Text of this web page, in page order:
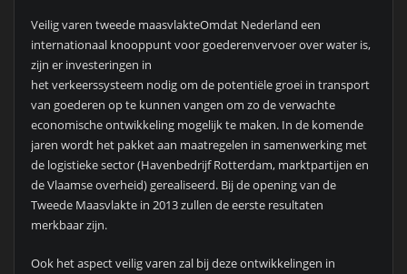
Veilig varen tweede maasvlakteOmdat Nederland een
internationaal knooppunt voor goederenvervoer over water is,
zijn er investeringen in
het verkeerssysteem nodig om de potentiële groei in transport
van goederen op te kunnen vangen om zo de verwachte
economische ontwikkeling mogelijk te maken. In de komende
jaren wordt het pakket aan maatregelen in samenwerking met
de logistieke sector (Havenbedrijf Rotterdam, marktpartijen en
de Vlaamse overheid) gerealiseerd. Bij de opening van de
Tweede Maasvlakte in 2013 zullen de eerste resultaten
merkbaar zijn.
Ook het aspect veilig varen zal bij deze ontwikkelingen in